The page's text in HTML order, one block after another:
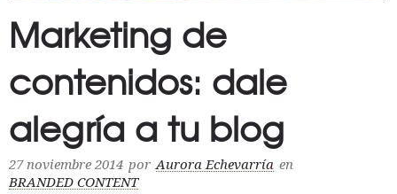
Marketing de
contenidos: dale
alegría a tu blog
27 noviembre 2014 por Aurora Echevarría en
BRANDED CONTENT